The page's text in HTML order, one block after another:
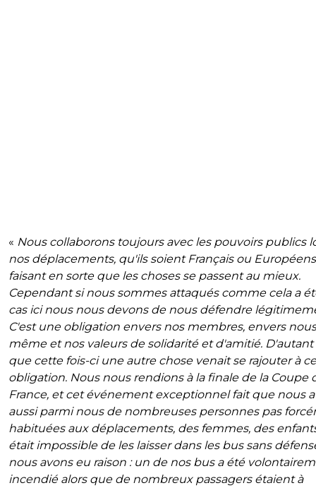
« Nous collaborons toujours avec les pouvoirs publics
nos déplacements, qu'ils soient Français ou
faisant en sorte que les choses se passent au mieux.
Cependant si nous sommes attaqués comme cela a
cas ici nous nous devons de nous défendre
C'est une obligation envers nos membres, envers
même et nos valeurs de solidarité et d'amitié. D'autant
que cette fois-ci une autre chose venait se rajouter à
obligation. Nous nous rendions à la finale de la Coupe
France, et cet événement exceptionnel fait que nous
aussi parmi nous de nombreuses personnes pas
habituées aux déplacements, des femmes, des
était impossible de les laisser dans les bus sans
nous avons eu raison : un de nos bus a été
incendié alors que de nombreux passagers étaient à